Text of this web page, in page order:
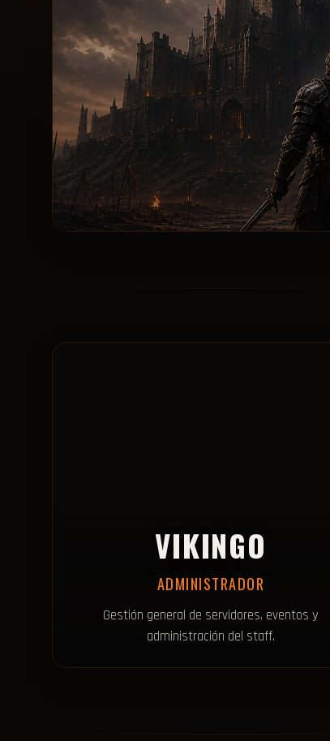
VIKINGO
ADMINISTRADOR
Gestión general de servidores, eventos y
administración del staff.